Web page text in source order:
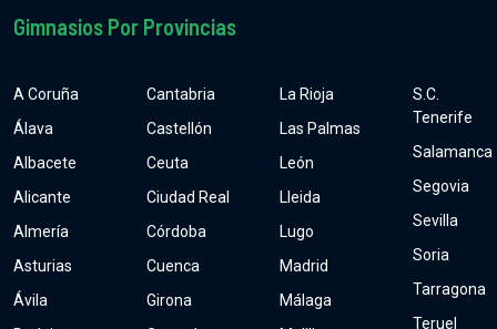
Gimnasios Por Provincias
A Coruña
Álava
Albacete
Alicante
Almería
Asturias
Ávila
Cantabria
Castellón
Ceuta
Ciudad Real
Córdoba
Cuenca
Girona
La Rioja
Las Palmas
León
Lleida
Lugo
Madrid
Málaga
S.C.
Tenerife
Salamanca
Segovia
Sevilla
Soria
Tarragona
Teruel